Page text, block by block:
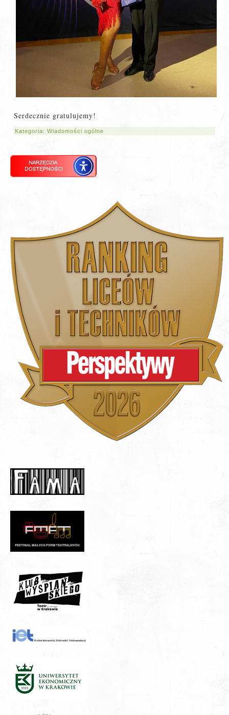
Serdecznie gratulujemy!
Kategoria:Wiadomości ogólne